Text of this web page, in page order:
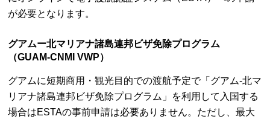
が必要となります。
グアムー北マリアナ諸島連邦ビザ免除プログラム
（GUAM-CNMI VWP）
グアムに短期商用・観光目的での渡航予定で「グアム-北マ
リアナ諸島連邦ビザ免除プログラム」を利用して入国する
場合はESTAの事前申請は必要ありません。ただし、最大